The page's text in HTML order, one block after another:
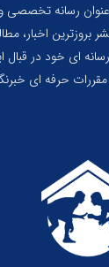
رسانه
اخبار،
ای خود در قبال
حرفه ای